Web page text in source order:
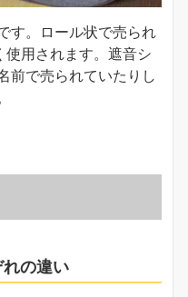
す。ロール状で売られ
使用されます。遮音シ
前で売られていたりし
の違い